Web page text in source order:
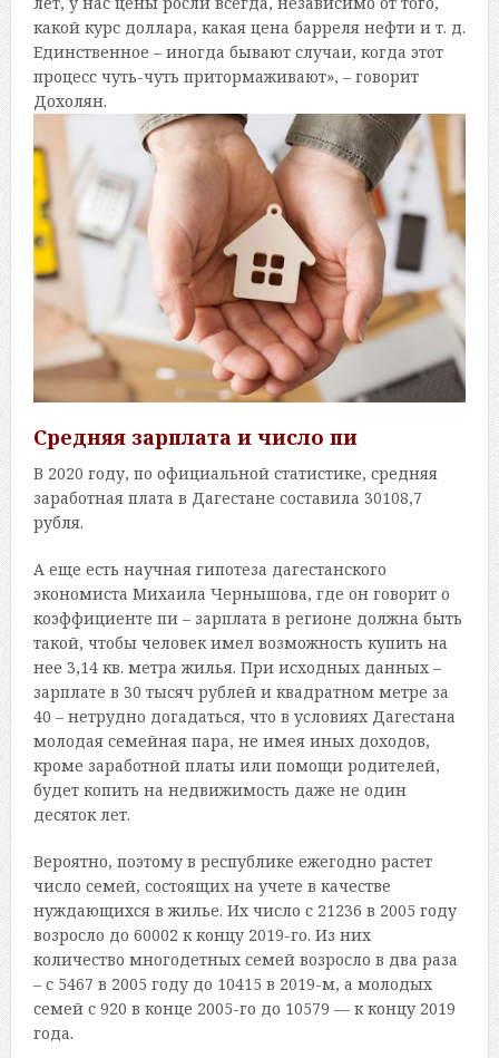
какой курс доллара, какая цена барреля нефти и т. д.
Единственное – иногда бывают случаи, когда этот
процесс чуть-чуть притормаживают», – говорит
Дохолян.
Средняя зарплата и число пи
В 2020 году, по официальной статистике, средняя
заработная плата в Дагестане составила 30108,7
рубля.
А еще есть научная гипотеза дагестанского
экономиста Михаила Чернышова, где он говорит о
коэффициенте пи – зарплата в регионе должна быть
такой, чтобы человек имел возможность купить на
нее 3,14 кв. метра жилья. При исходных данных –
зарплате в 30 тысяч рублей и квадратном метре за
40 – нетрудно догадаться, что в условиях Дагестана
молодая семейная пара, не имея иных доходов,
кроме заработной платы или помощи родителей,
будет копить на недвижимость даже не один
десяток лет.
Вероятно, поэтому в республике ежегодно растет
число семей, состоящих на учете в качестве
нуждающихся в жилье. Их число с 21236 в 2005 году
возросло до 60002 к концу 2019-го. Из них
количество многодетных семей возросло в два раза
– с 5467 в 2005 году до 10415 в 2019-м, а молодых
семей с 920 в конце 2005-го до 10579 — к концу 2019
года.